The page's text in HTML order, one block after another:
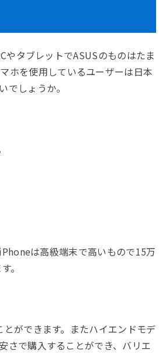
タブレットでASUSのものはたま
ホを使用しているユーザーは日本
しょうか。
は高級端末で高いもので15万
。
ができます。またハイエンドモデ
さで購入することができ、バリエ